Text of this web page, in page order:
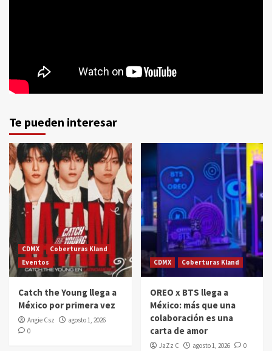
Te pueden interesar
CDMX
Coberturas Kland
Eventos
Catch the Young llega a
México por primera vez
Angie Csz
agosto 1, 2026
0
CDMX Coberturas Kland
OREO x BTS llega a
México: más que una
colaboración es una
carta de amor
JaZz C agosto 1, 2026 0